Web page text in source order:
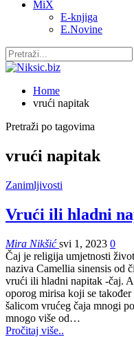
MiX
E-knjiga
E.Novine
Home
vrući napitak
Pretraži po tagovima
vrući napitak
Zanimljivosti
Vrući ili hladni
Mira Nikšićsvi 1, 2023 0
Čaj je religija umjetnosti
naziva Camellia sinensis od
vrući ili hladni napitak -čaj.
oporog mirisa koji se
šalicom vrućeg čaja mnogi
mnogo više od…
Pročitaj više..